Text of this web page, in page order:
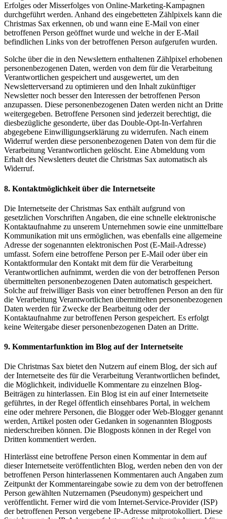
Erfolges oder Misserfolges von Online-Marketing-Kampagnen
durchgeführt werden. Anhand des eingebetteten Zählpixels kann die
Christmas Sax erkennen, ob und wann eine E-Mail von einer
betroffenen Person geöffnet wurde und welche in der E-Mail
befindlichen Links von der betroffenen Person aufgerufen wurden.
Solche über die in den Newslettern enthaltenen Zählpixel erhobenen
personenbezogenen Daten, werden von dem für die Verarbeitung
Verantwortlichen gespeichert und ausgewertet, um den
Newsletterversand zu optimieren und den Inhalt zukünftiger
Newsletter noch besser den Interessen der betroffenen Person
anzupassen. Diese personenbezogenen Daten werden nicht an Dritte
weitergegeben. Betroffene Personen sind jederzeit berechtigt, die
diesbezügliche gesonderte, über das Double-Opt-In-Verfahren
abgegebene Einwilligungserklärung zu widerrufen. Nach einem
Widerruf werden diese personenbezogenen Daten von dem für die
Verarbeitung Verantwortlichen gelöscht. Eine Abmeldung vom
Erhalt des Newsletters deutet die Christmas Sax automatisch als
Widerruf.
8. Kontaktmöglichkeit über die Internetseite
Die Internetseite der Christmas Sax enthält aufgrund von
gesetzlichen Vorschriften Angaben, die eine schnelle elektronische
Kontaktaufnahme zu unserem Unternehmen sowie eine unmittelbare
Kommunikation mit uns ermöglichen, was ebenfalls eine allgemeine
Adresse der sogenannten elektronischen Post (E-Mail-Adresse)
umfasst. Sofern eine betroffene Person per E-Mail oder über ein
Kontaktformular den Kontakt mit dem für die Verarbeitung
Verantwortlichen aufnimmt, werden die von der betroffenen Person
übermittelten personenbezogenen Daten automatisch gespeichert.
Solche auf freiwilliger Basis von einer betroffenen Person an den für
die Verarbeitung Verantwortlichen übermittelten personenbezogenen
Daten werden für Zwecke der Bearbeitung oder der
Kontaktaufnahme zur betroffenen Person gespeichert. Es erfolgt
keine Weitergabe dieser personenbezogenen Daten an Dritte.
9. Kommentarfunktion im Blog auf der Internetseite
Die Christmas Sax bietet den Nutzern auf einem Blog, der sich auf
der Internetseite des für die Verarbeitung Verantwortlichen befindet,
die Möglichkeit, individuelle Kommentare zu einzelnen Blog-
Beiträgen zu hinterlassen. Ein Blog ist ein auf einer Internetseite
geführtes, in der Regel öffentlich einsehbares Portal, in welchem
eine oder mehrere Personen, die Blogger oder Web-Blogger genannt
werden, Artikel posten oder Gedanken in sogenannten Blogposts
niederschreiben können. Die Blogposts können in der Regel von
Dritten kommentiert werden.
Hinterlässt eine betroffene Person einen Kommentar in dem auf
dieser Internetseite veröffentlichten Blog, werden neben den von der
betroffenen Person hinterlassenen Kommentaren auch Angaben zum
Zeitpunkt der Kommentareingabe sowie zu dem von der betroffenen
Person gewählten Nutzernamen (Pseudonym) gespeichert und
veröffentlicht. Ferner wird die vom Internet-Service-Provider (ISP)
der betroffenen Person vergebene IP-Adresse mitprotokolliert. Diese